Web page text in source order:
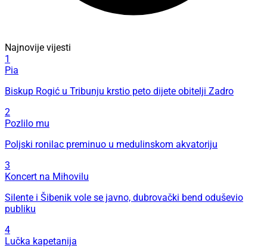
Najnovije vijesti
1
Pia
Biskup Rogić u Tribunju krstio peto dijete obitelji Zadro
2
Pozlilo mu
Poljski ronilac preminuo u medulinskom akvatoriju
3
Koncert na Mihovilu
Silente i Šibenik vole se javno, dubrovački bend oduševio
publiku
4
Lučka kapetanija